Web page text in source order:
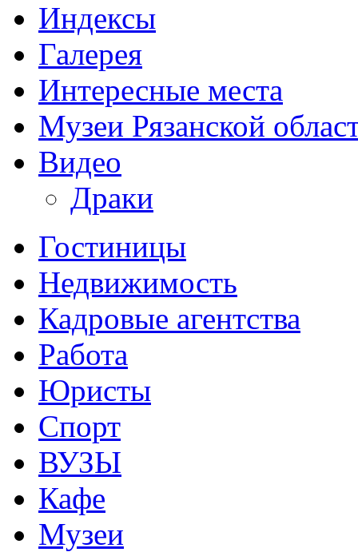
Индексы
Галерея
Интересные места
Музеи Рязанской
Видео
Драки
Гостиницы
Недвижимость
Кадровые агентства
Работа
Юристы
Спорт
ВУЗЫ
Кафе
Музеи